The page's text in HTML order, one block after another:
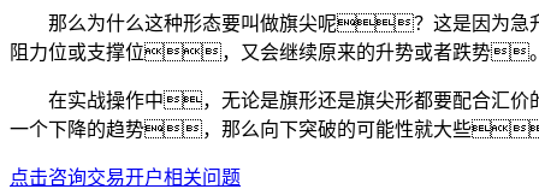
那么为什么这种形态要叫做旗尖呢？这是因为
阻力位或支撑位，又会继续原来的升势或者跌势
在实战操作中，无论是旗形还是旗尖形都要配合
一个下降的趋势，那么向下突破的可能性就大些
点击咨询交易开户相关问题